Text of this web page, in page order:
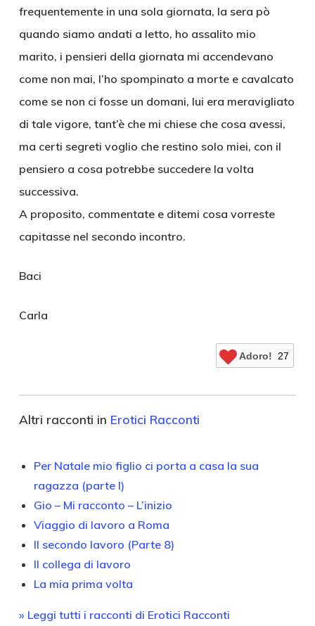
frequentemente in una sola giornata, la sera pò
quando siamo andati a letto, ho assalito mio
marito, i pensieri della giornata mi accendevano
come non mai, l’ho spompinato a morte e cavalcato
come se non ci fosse un domani, lui era meravigliato
di tale vigore, tant’è che mi chiese che cosa avessi,
ma certi segreti voglio che restino solo miei, con il
pensiero a cosa potrebbe succedere la volta
successiva.
A proposito, commentate e ditemi cosa vorreste
capitasse nel secondo incontro.
Baci
Carla
Adoro! 27
Altri racconti in Erotici Racconti
Per Natale mio figlio ci porta a casa la sua
ragazza (parte I)
Gio – Mi racconto – L’inizio
Viaggio di lavoro a Roma
Il secondo lavoro (Parte 8)
Il collega di lavoro
La mia prima volta
» Leggi tutti i racconti di Erotici Racconti